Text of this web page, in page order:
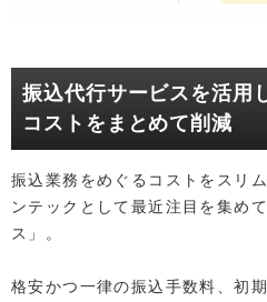
振込代行サービスを活用
コストをまとめて削減
振込業務をめぐるコストをスリ
ンテックとして最近注目を集め
ス」。
格安かつ一律の振込手数料、初